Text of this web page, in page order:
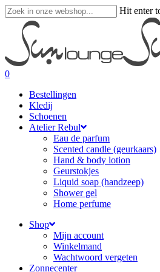
Skip
to
main
content
Hit enter
Close
Search
search
0
Bestellingen
Kledij
Schoenen
Atelier Rebul
Eau de parfum
Scented candle (geurkaars)
Hand & body lotion
Geurstokjes
Liquid soap (handzeep)
Shower gel
Home perfume
Shop
Mijn account
Winkelmand
Wachtwoord vergeten
Zonnecenter